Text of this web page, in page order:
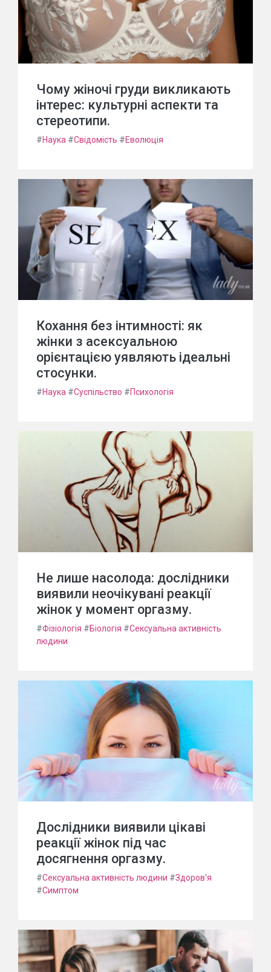
Чому жіночі груди викликають
інтерес: культурні аспекти та
стереотипи.
#Наука #Свідомість #Еволюція
Кохання без інтимності: як
жінки з асексуальною
орієнтацією уявляють ідеальні
стосунки.
#Наука #Суспільство #Психологія
Не лише насолода: дослідники
виявили неочікувані реакції
жінок у момент оргазму.
#Фізіологія #Біологія #Сексуальна активність
людини
Дослідники виявили цікаві
реакції жінок під час
досягнення оргазму.
#Сексуальна активність людини #Здоров'я
#Симптом